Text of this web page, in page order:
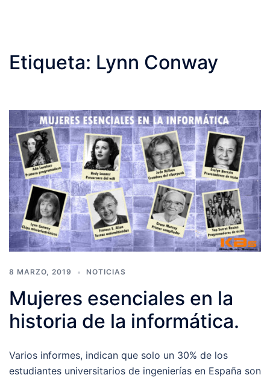
Etiqueta: Lynn Conway
8 MARZO, 2019 NOTICIAS
Mujeres esenciales en la
historia de la informática.
Varios informes, indican que solo un 30% de los
estudiantes universitarios de ingenierías en España son